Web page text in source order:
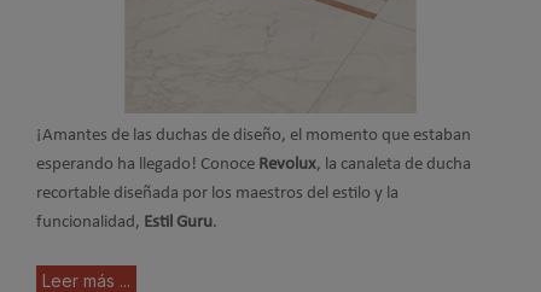
¡Amantes de las duchas de diseño, el momento que estaban
esperando ha llegado! Conoce Revolux, la canaleta de ducha
recortable diseñada por los maestros del estilo y la
funcionalidad, Estil Guru.
Leer más ...